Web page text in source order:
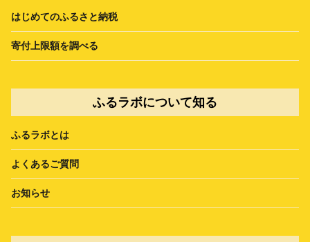
はじめてのふるさと納税
寄付上限額を調べる
ふるラボについて知る
ふるラボとは
よくあるご質問
お知らせ